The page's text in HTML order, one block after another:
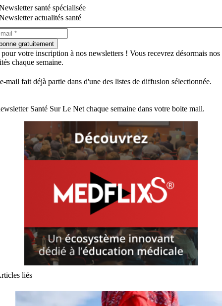
santé spécialisée
actualités santé
gratuitement
votre inscription à nos newsletters ! Vous recevrez désormais nos
chaque semaine.
mail fait déjà partie dans d'une des listes de diffusion sélectionnée.
Santé Sur Le Net chaque semaine dans votre boite mail.
liés